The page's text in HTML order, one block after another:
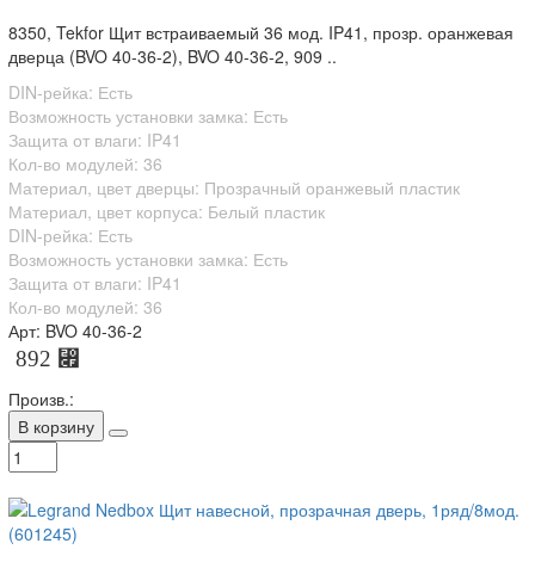
8350, Tekfor Щит встраиваемый 36 мод. IP41, прозр. оранжевая
дверца (BVO 40-36-2), BVO 40-36-2, 909 ..
DIN-рейка: Есть
Возможность установки замка: Есть
Защита от влаги: IP41
Кол-во модулей: 36
Материал, цвет дверцы: Прозрачный оранжевый пластик
Материал, цвет корпуса: Белый пластик
DIN-рейка: Есть
Возможность установки замка: Есть
Защита от влаги: IP41
Кол-во модулей: 36
Арт: BVO 40-36-2
892 ⃏
Произв.:
В корзину